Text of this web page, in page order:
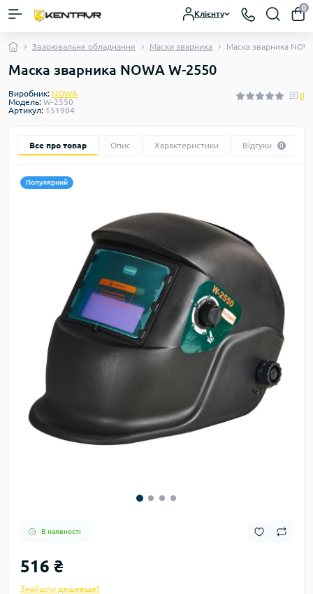
Клієнту
0
Зварювальне обладнання Маски зварника Маска зварника
Маска зварника NOWA W-2550
Виробник: NOWA
Модель: W-2550
Артикул: 151904
0
Все про товар Опис Характеристики Відгуки 0
Популярний
В наявності
516 ₴
Знайшли дешевше?